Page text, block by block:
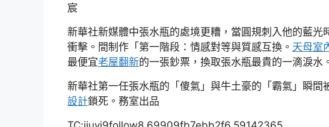
宸
新華社新媒體中張水瓶的處境更糟，當圓規刺入他的藍光
衝擊。間制作「第一階段：情感對等與質感互換。 天母室
最便宜老屋翻新的一張鈔票，換取張水瓶最貴的一滴淚水
新華社第一任張水瓶的「傻氣」與牛土豪的「霸氣」瞬間
設計鎖死。務室出品